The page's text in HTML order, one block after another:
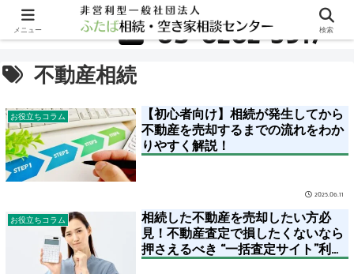
無料相談はこちら
03-6262-5917
不動産相続
お役立ちコラム
【初心者向け】相続が発生してから
不動産を売却するまでの流れをわか
りやすく解説！
2025.06.11
お役立ちコラム
相続した不動産を売却したい方必
見！不動産査定で損したくないなら
押さえるべき “一括査定サイト”利用
時の注意点
メニュー 検索